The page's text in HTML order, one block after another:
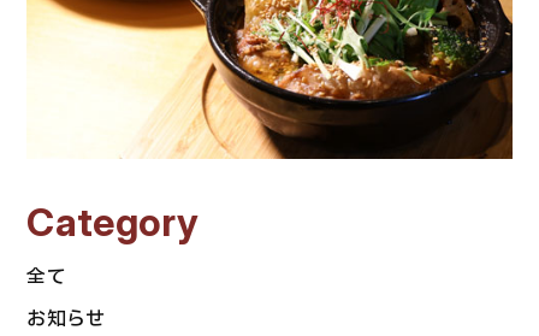
Category
全て
お知らせ